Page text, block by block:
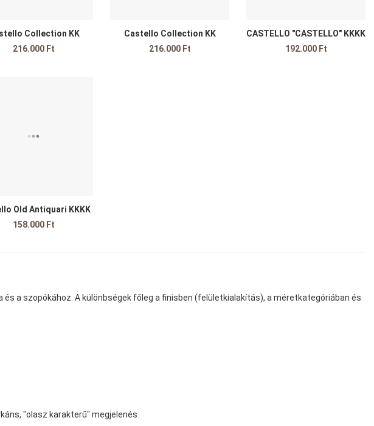
Collection KK
216.000 Ft
Castello Collection KK
216.000 Ft
CASTELLO "CASTELLO" KKKK
192.000 Ft
Old Antiquari KKKK
158.000 Ft
a szopókához. A különbségek főleg a finisben (felületkialakítás), a méretkategóriában és
"olasz karakterű" megjelenés